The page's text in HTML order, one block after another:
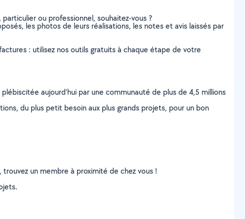
ou professionnel, souhaitez-vous ?
les photos de leurs réalisations, les notes et avis laissés par
: utilisez nos outils gratuits à chaque étape de votre
aujourd’hui par une communauté de plus de 4,5 millions
du plus petit besoin aux plus grands projets, pour un bon
un membre à proximité de chez vous !